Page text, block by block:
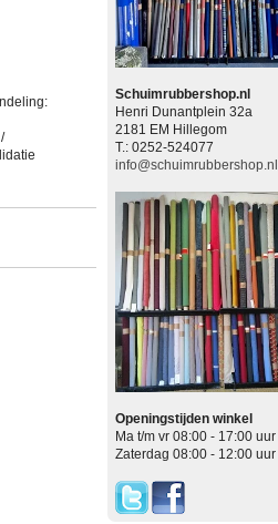
Schuimrubbershop.nl
Henri Dunantplein 32a
2181 EM Hillegom
T.: 0252-524077
info@schuimrubbershop.nl
Openingstijden winkel
Ma t/m vr 08:00 - 17:00 uur
Zaterdag 08:00 - 12:00 uur